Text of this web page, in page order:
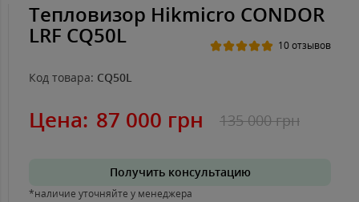
Тепловизор Hikmicro CONDOR
LRF CQ50L 10 отзывов
Код товара: CQ50L
Цена: 87 000 грн 135 000 грн
Получить консультацию
*наличие уточняйте у менеджера